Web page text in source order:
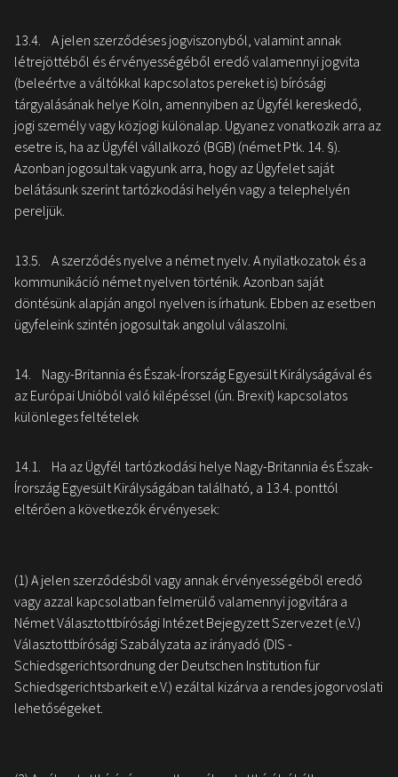
13.4. A jelen szerződéses jogviszonyból, valamint annak
létrejöttéből és érvényességéből eredő valamennyi jogvita
(beleértve a váltókkal kapcsolatos pereket is) bírósági
tárgyalásának helye Köln, amennyiben az Ügyfél kereskedő,
jogi személy vagy közjogi különalap. Ugyanez vonatkozik arra az
esetre is, ha az Ügyfél vállalkozó (BGB) (német Ptk. 14. §).
Azonban jogosultak vagyunk arra, hogy az Ügyfelet saját
belátásunk szerint tartózkodási helyén vagy a telephelyén
pereljük.
13.5. A szerződés nyelve a német nyelv. A nyilatkozatok és a
kommunikáció német nyelven történik. Azonban saját
döntésünk alapján angol nyelven is írhatunk. Ebben az esetben
ügyfeleink szintén jogosultak angolul válaszolni.
14. Nagy-Britannia és Észak-Írország Egyesült Királyságával és
az Európai Unióból való kilépéssel (ún. Brexit) kapcsolatos
különleges feltételek
14.1. Ha az Ügyfél tartózkodási helye Nagy-Britannia és Észak-
Írország Egyesült Királyságában található, a 13.4. ponttól
eltérően a következők érvényesek:
(1) A jelen szerződésből vagy annak érvényességéből eredő
vagy azzal kapcsolatban felmerülő valamennyi jogvitára a
Német Választottbírósági Intézet Bejegyzett Szervezet (e.V.)
Választottbírósági Szabályzata az irányadó (DIS -
Schiedsgerichtsordnung der Deutschen Institution für
Schiedsgerichtsbarkeit e.V.) ezáltal kizárva a rendes jogorvoslati
lehetőségeket.